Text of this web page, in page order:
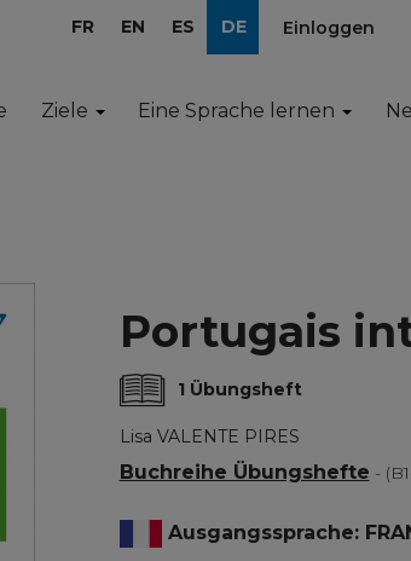
FR EN ES DE Einloggen
Ziele Eine Sprache lernen
Portugais
1 Übungsheft
Lisa VALENTE PIRES
Buchreihe Übungshefte -
Ausgangssprache: